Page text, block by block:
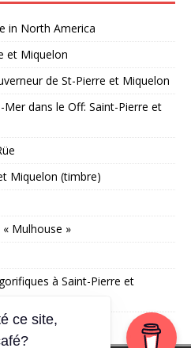
in North America
et Miquelon
de St-Pierre et Miquelon
Mer dans le Off: Saint-Pierre et
Miquelon (timbre)
Mulhouse »
à Saint-Pierre et
ce site,